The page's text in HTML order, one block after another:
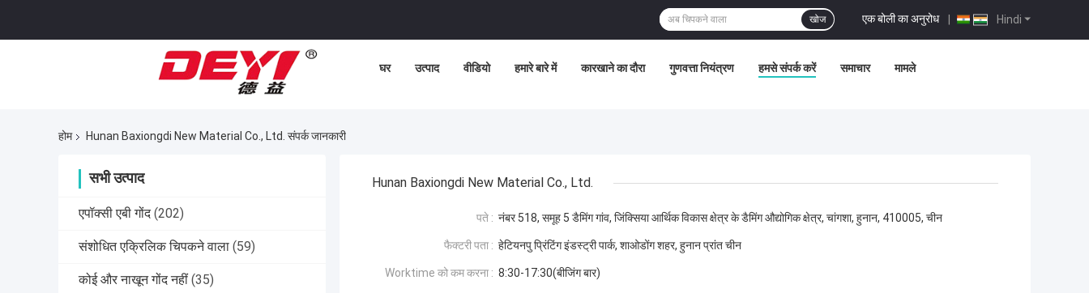
Hindi
एक बोली का अनुरोध |
खोज
घर उत्पाद वीडियो हमारे बारे में कारखाने का दौरा गुणवत्ता नियंत्रण हमसे संपर्क करें समाचार मामले
होम Hunan Baxiongdi New Material Co., Ltd. संपर्क जानकारी
सभी उत्पाद
एपॉक्सी एबी गोंद (202)
संशोधित एक्रिलिक चिपकने वाला (59)
कोई और नाखून गोंद नहीं (35)
Hunan Baxiongdi New Material Co., Ltd.
पते : नंबर 518, समूह 5 डैमिंग गांव, जिंक्सिया आर्थिक विकास क्षेत्र के डैमिंग औद्योगिक क्षेत्र, चांगशा, हुनान, 410005, चीन
फैक्टरी पता : हेटियनपु प्रिंटिंग इंडस्ट्री पार्क, शाओडोंग शहर, हुनान प्रांत चीन
Worktime को कम करना : 8:30-17:30(बीजिंग बार)